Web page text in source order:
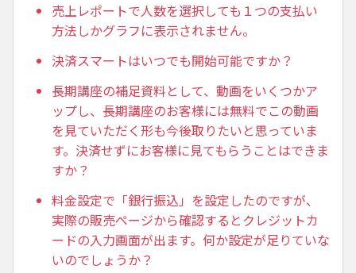
売上レポートで人数を選択しても１つの支払い
方法しかグラフに表示されません。
決済スマートはいつでも開始可能ですか？
長期講座の補足資料として、動画をいくつかア
ップし、長期講座のお客様には無料でこの動画
を見ていただく形も今後取りたいと思っていま
す。決済せずにお客様に見てもらうことはできま
すか？
料金設定で「銀行振込」を設定したのですが、
実際の販売ページから確認するとクレジットカ
ードの入力画面が出ます。何か設定が足りていな
いのでしょうか？